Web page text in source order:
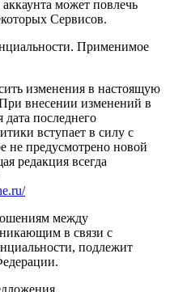
может повлечь
Сервисов.
Применимое
изменения в настоящую
внесении изменений в
дата последнего
вступает в силу с
не предусмотрено новой
редакция всегда
между
в связи с
подлежит